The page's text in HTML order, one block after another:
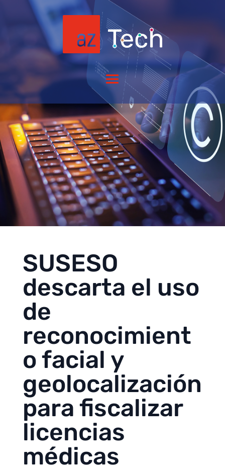
SUSESO
descarta el uso
de
reconocimient
o facial y
geolocalización
para fiscalizar
licencias
médicas